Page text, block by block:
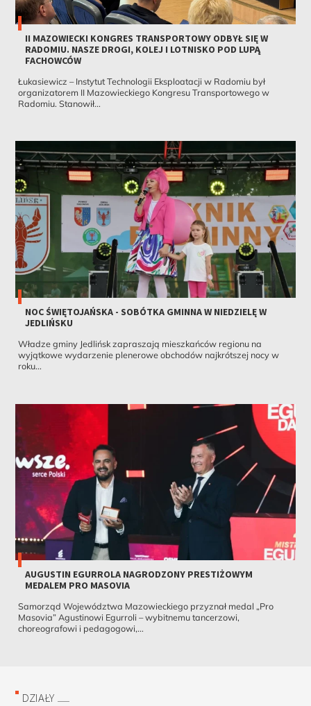
II MAZOWIECKI KONGRES TRANSPORTOWY ODBYŁ SIĘ W
RADOMIU. NASZE DROGI, KOLEJ I LOTNISKO POD LUPĄ
FACHOWCÓW
Łukasiewicz – Instytut Technologii Eksploatacji w Radomiu był
organizatorem II Mazowieckiego Kongresu Transportowego w
Radomiu. Stanowił...
NOC ŚWIĘTOJAŃSKA - SOBÓTKA GMINNA W NIEDZIELĘ W
JEDLIŃSKU
Władze gminy Jedlińsk zapraszają mieszkańców regionu na
wyjątkowe wydarzenie plenerowe obchodów najkrótszej nocy w
roku...
AUGUSTIN EGURROLA NAGRODZONY PRESTIŻOWYM
MEDALEM PRO MASOVIA
Samorząd Województwa Mazowieckiego przyznał medal „Pro
Masovia” Agustinowi Egurroli – wybitnemu tancerzowi,
choreografowi i pedagogowi,...
DZIAŁY